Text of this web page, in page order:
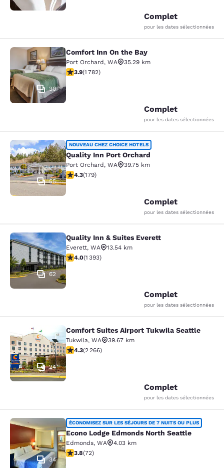
Complet
pour les dates sélectionnées
Comfort Inn On the Bay
30
Comfort Inn On the Bay
Port Orchard, WA
35.29 km
3.94 étoiles. Bien. 1782 commentaires
3.9(1 782)
Complet
pour les dates sélectionnées
Quality Inn Port Orchard
55
NOUVEAU CHEZ CHOICE HOTELS
Quality Inn Port Orchard
Port Orchard, WA
39.75 km
4.27 étoiles. Excellent. 179 commentaires
4.3(179)
Complet
pour les dates sélectionnées
Quality Inn & Suites Everett
62
Quality Inn & Suites Everett
Everett, WA
13.54 km
3.98 étoiles. Bien. 1393 commentaires
4.0(1 393)
Complet
pour les dates sélectionnées
Comfort Suites Airport Tukwila
24
Comfort Suites Airport Tukwila Seattle
Tukwila, WA
39.67 km
4.3 étoiles. Excellent. 2266 commentaires
4.3(2 266)
Complet
pour les dates sélectionnées
Econo Lodge Edmonds North
34
ÉCONOMISEZ SUR LES SÉJOURS DE 7 NUITS OU PLUS
Econo Lodge Edmonds North Seattle
Edmonds, WA
4.03 km
3.82 étoiles. Bien. 72 commentaires
3.8(72)